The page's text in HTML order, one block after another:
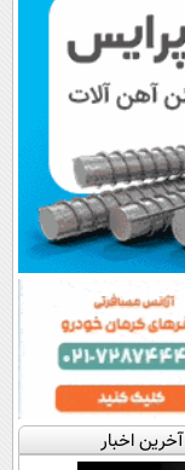
آخرین اخبار